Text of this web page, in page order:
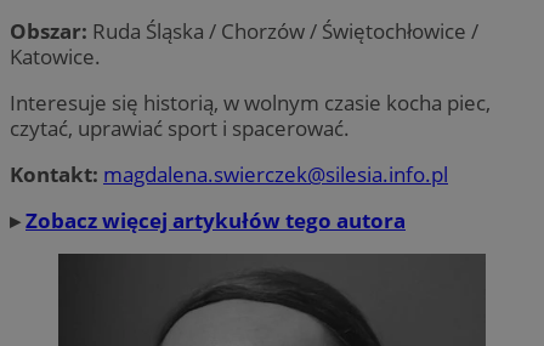
Obszar: Ruda Śląska / Chorzów / Świętochłowice /
Katowice.
Interesuje się historią, w wolnym czasie kocha piec,
czytać, uprawiać sport i spacerować.
Kontakt: magdalena.swierczek@silesia.info.pl
▸Zobacz więcej artykułów tego autora